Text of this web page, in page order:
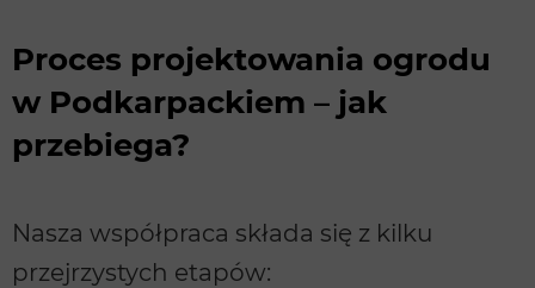
Proces projektowania ogrodu
w Podkarpackiem – jak
przebiega?
Nasza współpraca składa się z kilku
przejrzystych etapów: